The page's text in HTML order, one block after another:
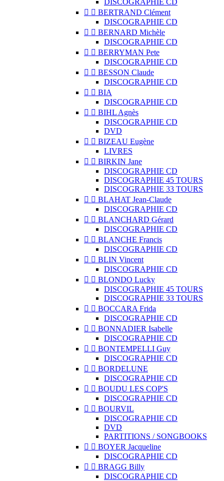
DISCOGRAPHIE CD
  BERTRAND Clément
DISCOGRAPHIE CD
  BERNARD Michèle
DISCOGRAPHIE CD
  BERRYMAN Pete
DISCOGRAPHIE CD
  BESSON Claude
DISCOGRAPHIE CD
  BIA
DISCOGRAPHIE CD
  BIHL Agnès
DISCOGRAPHIE CD
DVD
  BIZEAU Eugène
LIVRES
  BIRKIN Jane
DISCOGRAPHIE CD
DISCOGRAPHIE 45 TOURS
DISCOGRAPHIE 33 TOURS
  BLAHAT Jean-Claude
DISCOGRAPHIE CD
  BLANCHARD Gérard
DISCOGRAPHIE CD
  BLANCHE Francis
DISCOGRAPHIE CD
  BLIN Vincent
DISCOGRAPHIE CD
  BLONDO Lucky
DISCOGRAPHIE 45 TOURS
DISCOGRAPHIE 33 TOURS
  BOCCARA Frida
DISCOGRAPHIE CD
  BONNADIER Isabelle
DISCOGRAPHIE CD
  BONTEMPELLI Guy
DISCOGRAPHIE CD
  BORDELUNE
DISCOGRAPHIE CD
  BOUDU LES COP'S
DISCOGRAPHIE CD
  BOURVIL
DISCOGRAPHIE CD
DVD
PARTITIONS / SONGBOOKS
  BOYER Jacqueline
DISCOGRAPHIE CD
  BRAGG Billy
DISCOGRAPHIE CD